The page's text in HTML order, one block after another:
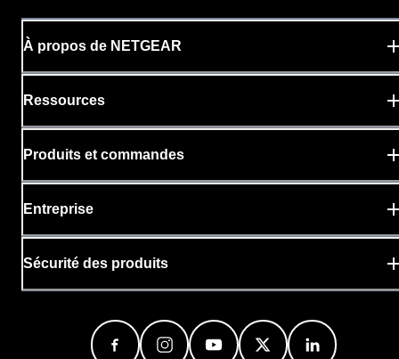
À propos de NETGEAR
Ressources
Produits et commandes
Entreprise
Sécurité des produits